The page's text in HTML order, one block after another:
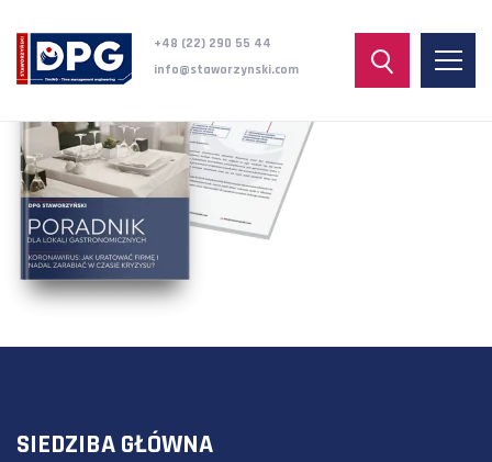
+48 (22) 290 55 44
info@staworzynski.com
SIEDZIBA GŁÓWNA